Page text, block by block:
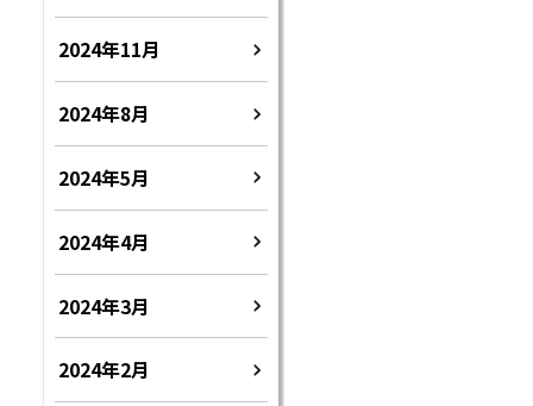
2024年11月
2024年8月
2024年5月
2024年4月
2024年3月
2024年2月